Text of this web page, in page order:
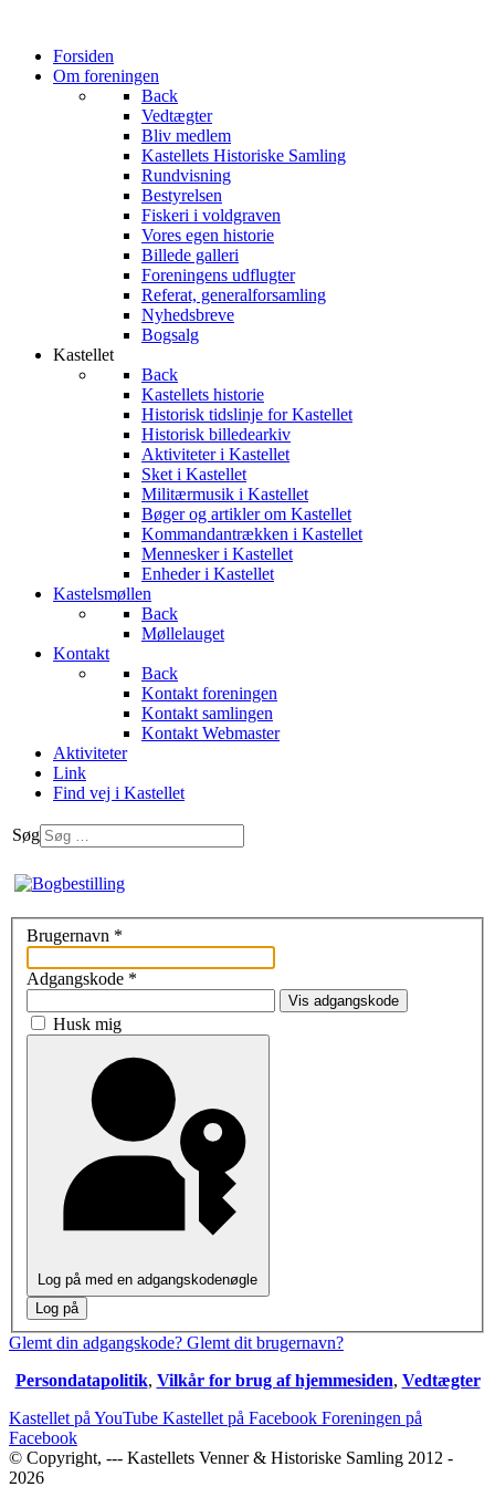
Forsiden
Om foreningen
Back
Vedtægter
Bliv medlem
Kastellets Historiske Samling
Rundvisning
Bestyrelsen
Fiskeri i voldgraven
Vores egen historie
Billede galleri
Foreningens udflugter
Referat, generalforsamling
Nyhedsbreve
Bogsalg
Kastellet
Back
Kastellets historie
Historisk tidslinje for Kastellet
Historisk billedearkiv
Aktiviteter i Kastellet
Sket i Kastellet
Militærmusik i Kastellet
Bøger og artikler om Kastellet
Kommandantrækken i Kastellet
Mennesker i Kastellet
Enheder i Kastellet
Kastelsmøllen
Back
Møllelauget
Kontakt
Back
Kontakt foreningen
Kontakt samlingen
Kontakt Webmaster
Aktiviteter
Link
Find vej i Kastellet
Søg
Brugernavn *
Adgangskode *
Vis adgangskode
Husk mig
Log på med en adgangskodenøgle
Log på
Glemt din adgangskode? Glemt dit brugernavn?
Persondatapolitik, Vilkår for brug af hjemmesiden, Vedtægter
Kastellet på YouTube Kastellet på Facebook Foreningen på
Facebook
© Copyright, --- Kastellets Venner & Historiske Samling 2012 -
2026